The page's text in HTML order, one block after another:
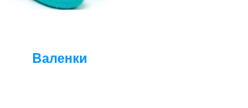
Валенки